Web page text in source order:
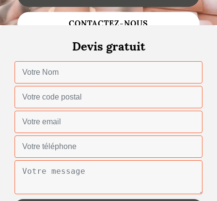
Changement de toiture
Gouttières
Réparation de toiture
CONTACTEZ-NOUS
Devis gratuit